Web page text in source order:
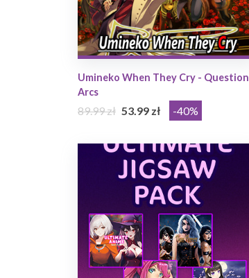
Umineko When They Cry - Question
Arcs
89.99 zł 53.99 zł -40%